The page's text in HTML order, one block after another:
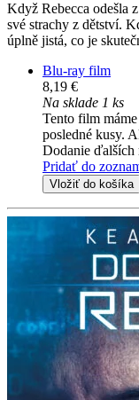
Když Rebecca odešla
své strachy z dětství.
úplně jistá, co je
Blu-ray film
8,19 €
Na sklade 1 ks
Tento film
posledné kusy.
Dodanie ďalších
Pridať do
Vložiť do košíka